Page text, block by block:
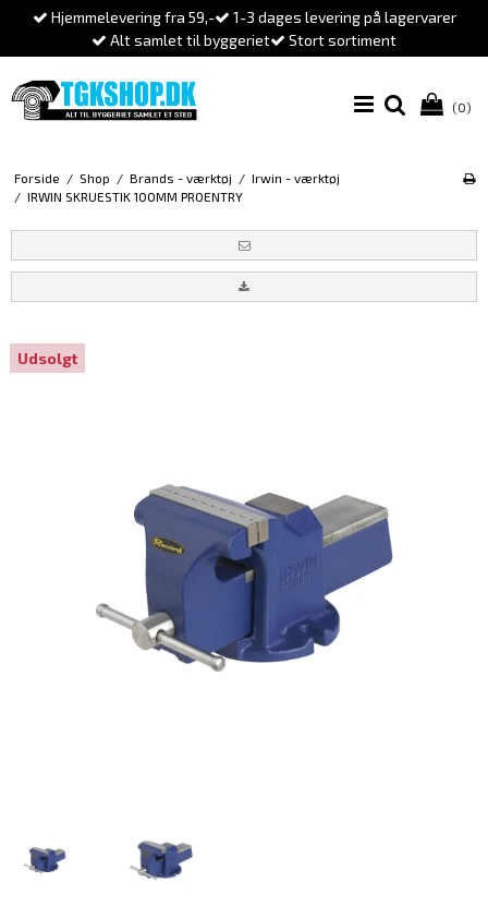
Hjemmelevering fra 59,-
1-3 dages levering på lagervarer
Alt samlet til byggeriet
Stort sortiment
(0)
Forside / Shop / Brands - værktøj / Irwin - værktøj
/ IRWIN SKRUESTIK 100MM PROENTRY
Udsolgt